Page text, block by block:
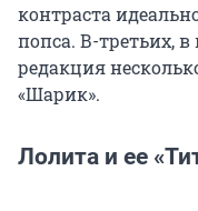
контраста
попса. В-третьих,
редакция
«Шарик».
Лолита и ее